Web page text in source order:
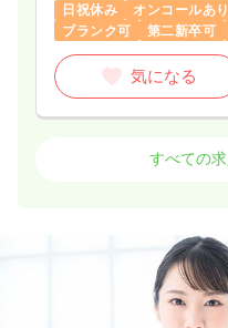
日祝休み
オンコールあり
ブランク可
第二新卒可
気になる
保健師
30.0〜40.0万円/
8:00～16:30 （休憩60
オンコールあ
すべての